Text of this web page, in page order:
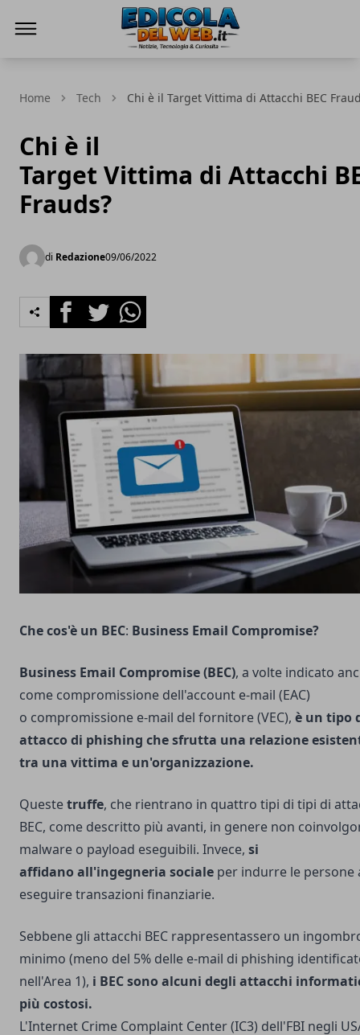
Home Tech Chi è il Target Vittima di Attacchi BEC
Chi è il
Target Vittima di Attacchi
Frauds?
di Redazione09/06/2022
FacebookTwitterWhatsapp
Che cos'è un BEC: Business Email Compromise?
Business Email Compromise (BEC), a volte indicato
come compromissione dell'account e-mail (EAC)
o compromissione e-mail del fornitore (VEC), è un tipo
attacco di phishing che sfrutta una relazione
tra una vittima e un'organizzazione.
Questetruffe, che rientrano in quattro tipi di tipi di
BEC, come descritto più avanti, in genere non
malware o payload eseguibili. Invece, si
affidano all'ingegneria sociale per indurre le persone
eseguire transazioni finanziarie.
Sebbene gli attacchi BEC rappresentassero un
minimo (meno del 5% delle e-mail di phishing
nell'Area 1), i BEC sono alcuni degli attacchi
più costosi.
L'Internet Crime Complaint Center (IC3) dell'FBI negli